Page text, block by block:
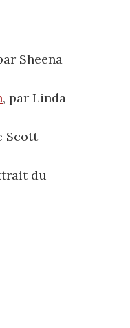
Sheena
, par Linda
Scott
du